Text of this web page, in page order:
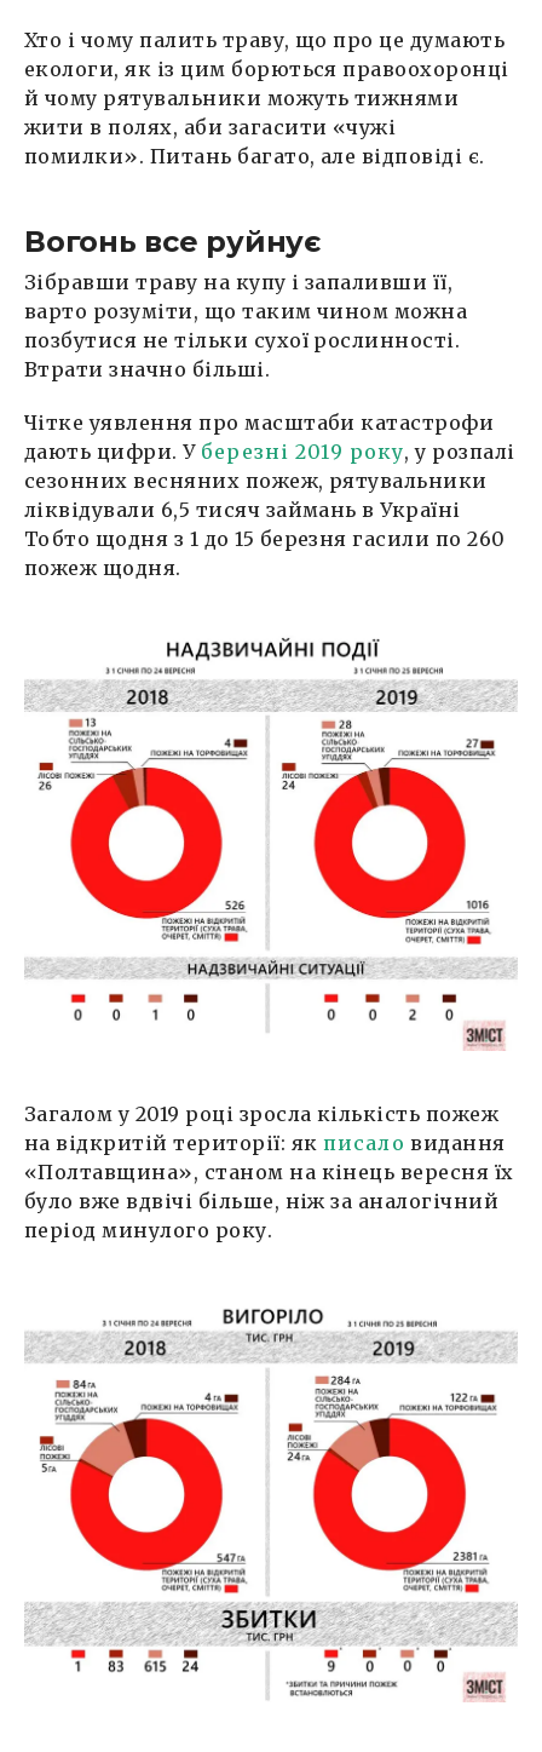
Хто і чому палить траву, що про це думають
екологи, як із цим борються правоохоронці
й чому рятувальники можуть тижнями
жити в полях, аби загасити «чужі
помилки». Питань багато, але відповіді є.
Вогонь все руйнує
Зібравши траву на купу і запаливши її,
варто розуміти, що таким чином можна
позбутися не тільки сухої рослинності.
Втрати значно більші.
Чітке уявлення про масштаби катастрофи
дають цифри. У березні 2019 року, у розпалі
сезонних весняних пожеж, рятувальники
ліквідували 6,5 тисяч займань в Україні
Тобто щодня з 1 до 15 березня гасили по 260
пожеж щодня.
Загалом у 2019 році зросла кількість пожеж
на відкритій території: як писало видання
«Полтавщина», станом на кінець вересня їх
було вже вдвічі більше, ніж за аналогічний
період минулого року.